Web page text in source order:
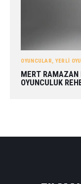
OYUNCULAR, YERLI
MERT RAMAZAN
OYUNCULUK